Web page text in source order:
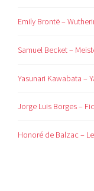
Emily Brontë –
Samuel Becket –
Yasunari Kawabata –
Jorge Luis Borges –
Honoré de Balzac –